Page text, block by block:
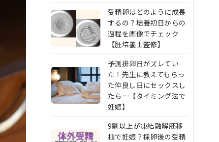
受精卵はどのように成長
するの？培養初日からの
過程を画像でチェック
【胚培養士監修】
予測排卵日がズレてい
た！先生に教えてもらっ
た仲良し日にセックスし
たら…【タイミング法で
妊娠】
9割以上が凍結融解胚移
植で妊娠？採卵後の受精